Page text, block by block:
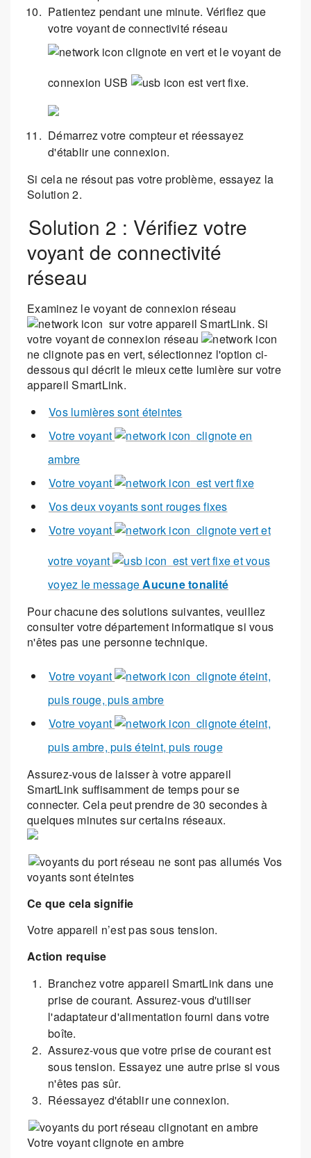
Patientez pendant une minute. Vérifiez que
votre voyant de connectivité réseau
clignote en vert et le voyant de
connexion USB
est vert fixe.
Démarrez votre compteur et réessayez
d'établir une connexion.
Si cela ne résout pas votre problème, essayez la
Solution 2.
Solution 2 : Vérifiez votre
voyant de connectivité
réseau
Examinez le voyant de connexion réseau
sur votre appareil SmartLink. Si
votre voyant de connexion réseau
ne clignote pas en vert, sélectionnez l'option ci-
dessous qui décrit le mieux cette lumière sur votre
appareil SmartLink.
Vos lumières sont éteintes
Votre voyant
clignote en
ambre
Votre voyant
est vert fixe
Vos deux voyants sont rouges fixes
Votre voyant
clignote vert et
votre voyant
est vert fixe et vous
voyez le messageAucune tonalité
Pour chacune des solutions suivantes, veuillez
consulter votre département informatique si vous
n'êtes pas une personne technique.
Votre voyant
clignote éteint,
puis rouge, puis ambre
Votre voyant
clignote éteint,
puis ambre, puis éteint, puis rouge
Assurez-vous de laisser à votre appareil
SmartLink suffisamment de temps pour se
connecter. Cela peut prendre de 30 secondes à
quelques minutes sur certains réseaux.
Vos
voyants sont éteintes
Ce que cela signifie
Votre appareil n’est pas sous tension.
Action requise
Branchez votre appareil SmartLink dans une
prise de courant. Assurez-vous d'utiliser
l'adaptateur d'alimentation fourni dans votre
boîte.
Assurez-vous que votre prise de courant est
sous tension. Essayez une autre prise si vous
n'êtes pas sûr.
Réessayez d'établir une connexion.
Votre voyant clignote en ambre